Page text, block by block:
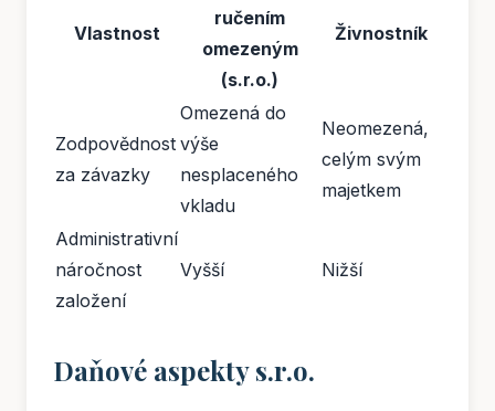
Vlastnost
ručením
omezeným
(s.r.o.)
Živnostník
Zodpovědnost
za závazky
Omezená do
výše
nesplaceného
vkladu
Neomezená,
celým svým
majetkem
Administrativní
náročnost
založení
Vyšší Nižší
Daňové aspekty s.r.o.